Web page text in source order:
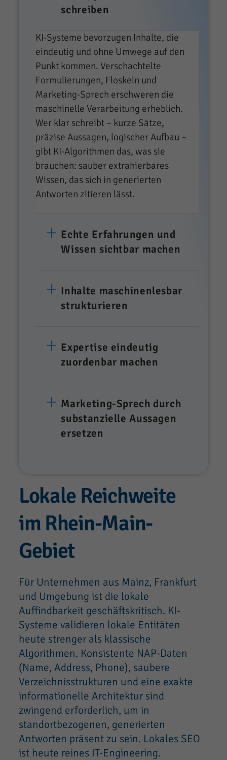
schreiben
KI-Systeme bevorzugen Inhalte, die
eindeutig und ohne Umwege auf den
Punkt kommen. Verschachtelte
Formulierungen, Floskeln und
Marketing-Sprech erschweren die
maschinelle Verarbeitung erheblich.
Wer klar schreibt – kurze Sätze,
präzise Aussagen, logischer Aufbau –
gibt KI-Algorithmen das, was sie
brauchen: sauber extrahierbares
Wissen, das sich in generierten
Antworten zitieren lässt.
Echte Erfahrungen und
Wissen sichtbar machen
Inhalte maschinenlesbar
strukturieren
Expertise eindeutig
zuordenbar machen
Marketing-Sprech durch
substanzielle Aussagen
ersetzen
Lokale Reichweite
im Rhein-Main-
Gebiet
Für Unternehmen aus Mainz, Frankfurt
und Umgebung ist die lokale
Auffindbarkeit geschäftskritisch. KI-
Systeme validieren lokale Entitäten
heute strenger als klassische
Algorithmen. Konsistente NAP-Daten
(Name, Address, Phone), saubere
Verzeichnisstrukturen und eine exakte
informationelle Architektur sind
zwingend erforderlich, um in
standortbezogenen, generierten
Antworten präsent zu sein. Lokales SEO
ist heute reines IT-Engineering.